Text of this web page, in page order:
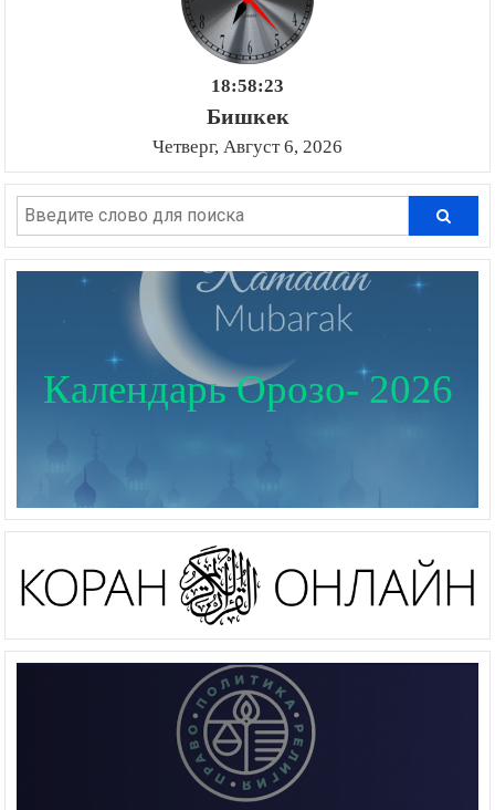
18:58:24
Бишкек
Четверг, Август 6, 2026
Календарь Орозо- 2026